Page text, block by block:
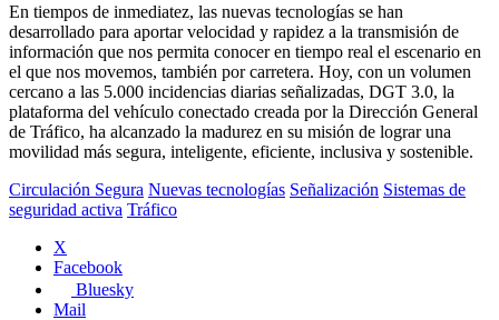
En tiempos de inmediatez, las nuevas tecnologías se han
desarrollado para aportar velocidad y rapidez a la transmisión de
información que nos permita conocer en tiempo real el escenario en
el que nos movemos, también por carretera. Hoy, con un volumen
cercano a las 5.000 incidencias diarias señalizadas, DGT 3.0, la
plataforma del vehículo conectado creada por la Dirección General
de Tráfico, ha alcanzado la madurez en su misión de lograr una
movilidad más segura, inteligente, eficiente, inclusiva y sostenible.
Circulación Segura Nuevas tecnologías Señalización Sistemas de
seguridad activa Tráfico
X
Facebook
Bluesky
Mail